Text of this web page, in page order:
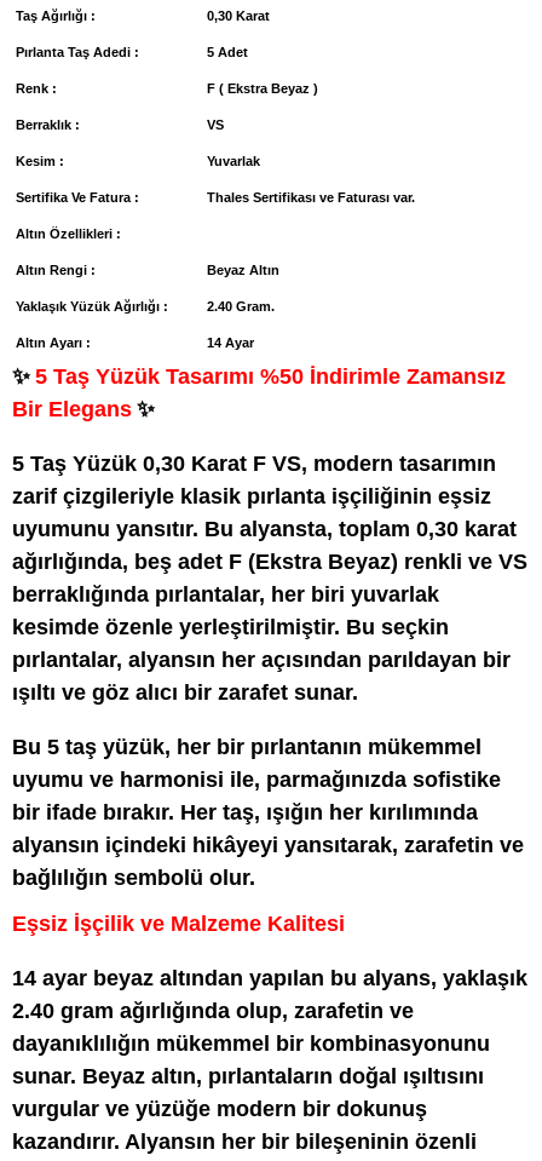
Taş Ağırlığı : 0,30 Karat
Pırlanta Taş Adedi : 5 Adet
Renk : F ( Ekstra Beyaz )
Berraklık : VS
Kesim : Yuvarlak
Sertifika Ve Fatura : Thales Sertifikası ve Faturası var.
Altın Özellikleri :
Altın Rengi : Beyaz Altın
Yaklaşık Yüzük Ağırlığı : 2.40 Gram.
Altın Ayarı : 14 Ayar
✨ 5 Taş Yüzük Tasarımı %50 İndirimle Zamansız
Bir Elegans ✨
5 Taş Yüzük 0,30 Karat F VS, modern tasarımın
zarif çizgileriyle klasik pırlanta işçiliğinin eşsiz
uyumunu yansıtır. Bu alyansta, toplam 0,30 karat
ağırlığında, beş adet F (Ekstra Beyaz) renkli ve VS
berraklığında pırlantalar, her biri yuvarlak
kesimde özenle yerleştirilmiştir. Bu seçkin
pırlantalar, alyansın her açısından parıldayan bir
ışıltı ve göz alıcı bir zarafet sunar.
Bu 5 taş yüzük, her bir pırlantanın mükemmel
uyumu ve harmonisi ile, parmağınızda sofistike
bir ifade bırakır. Her taş, ışığın her kırılımında
alyansın içindeki hikâyeyi yansıtarak, zarafetin ve
bağlılığın sembolü olur.
Eşsiz İşçilik ve Malzeme Kalitesi
14 ayar beyaz altından yapılan bu alyans, yaklaşık
2.40 gram ağırlığında olup, zarafetin ve
dayanıklılığın mükemmel bir kombinasyonunu
sunar. Beyaz altın, pırlantaların doğal ışıltısını
vurgular ve yüzüğe modern bir dokunuş
kazandırır. Alyansın her bir bileşeninin özenli